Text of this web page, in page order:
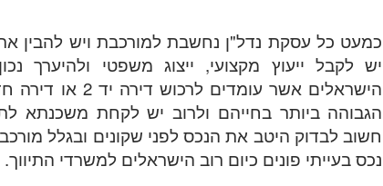
כמעט כל עסקת נדל"ן נחשבת למורכבת ויש להבין
יש לקבל ייעוץ מקצועי, ייצוג משפטי ולהיערך
הישראלים אשר
הגבוהה ביותר בחייהם ולרוב יש לקחת משכנתא
חשוב לבדוק היטב את הנכס לפני שקונים ובגלל
נכס בעייתי פונים כיום רוב הישראלים למשרדי התיווך.